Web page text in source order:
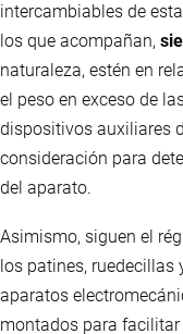
intercambiables de
los que acompañan,
naturaleza, estén en
el peso en exceso de
dispositivos auxiliares
consideración para
del aparato.
Asimismo, siguen el
los patines,
aparatos
montados para facilitar